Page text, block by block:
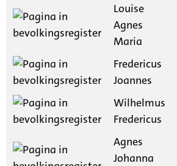
Louise
Agnes
Maria
Fredericus
Joannes
Wilhelmus
Fredericus
Agnes
Johanna